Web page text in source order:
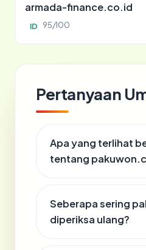
armada-finance.co.id
ID 95/100
Pertanyaan
Apa yang terlihat
tentang
Seberapa sering
diperiksa ulang?